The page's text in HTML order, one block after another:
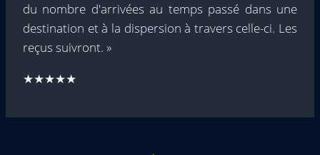
du nombre d'arrivées au temps passé dans une
destination et à la dispersion à travers celle-ci. Les
reçus suivront. »
★★★★★